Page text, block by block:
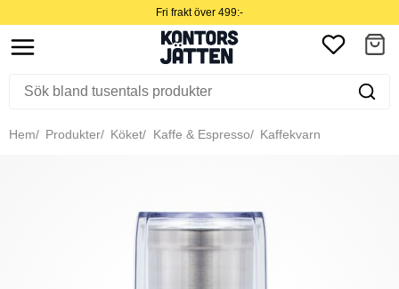
Fri frakt över 499:-
Hem Produkter Köket Kaffe & Espresso Kaffekvarn